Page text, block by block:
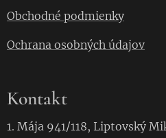
Obchodné podmienky
Ochrana osobných údajov
Kontakt
1. Mája 941/118, Liptovský